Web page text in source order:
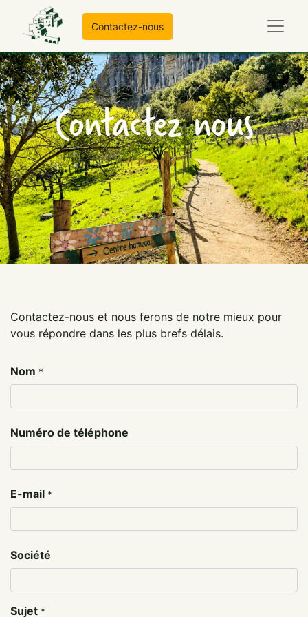
Contactez-nous
Contactez nous
Contactez-nous et nous ferons de notre mieux pour
vous répondre dans les plus brefs délais.
Nom *
Numéro de téléphone
E-mail *
Société
Sujet *